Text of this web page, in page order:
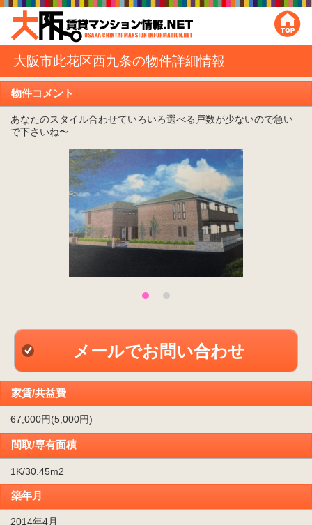
大阪市此花区西九条の物件詳細情報
物件コメント
あなたのスタイル合わせていろいろ選べる戸数が少ないので急い
で下さいね〜
メールでお問い合わせ
家賃/共益費
67,000円(5,000円)
間取/専有面積
1K/30.45m2
築年月
2014年4月